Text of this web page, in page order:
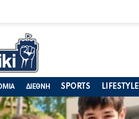
ΔΙΕΘΝΗ SPORTS LIFESTYLE